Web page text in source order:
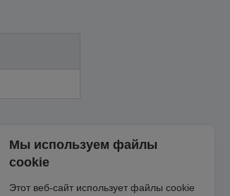
Мы используем файлы
cookie
Этот веб-сайт использует файлы cookie